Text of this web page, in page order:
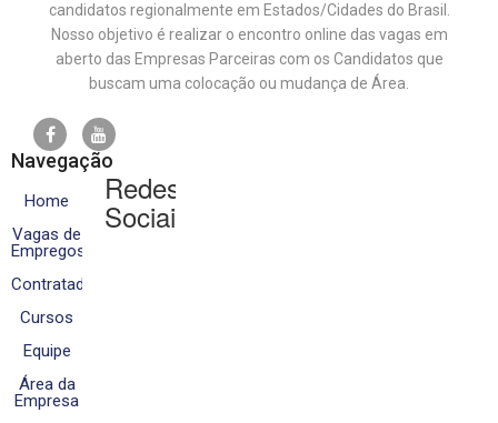
candidatos regionalmente em Estados/Cidades do Brasil.
Nosso objetivo é realizar o encontro online das vagas em
aberto das Empresas Parceiras com os Candidatos que
buscam uma colocação ou mudança de Área.
Navegação
Home
Vagas de
Empregos
Contratados
Cursos
Equipe
Área da
Empresa
Redes
Sociais